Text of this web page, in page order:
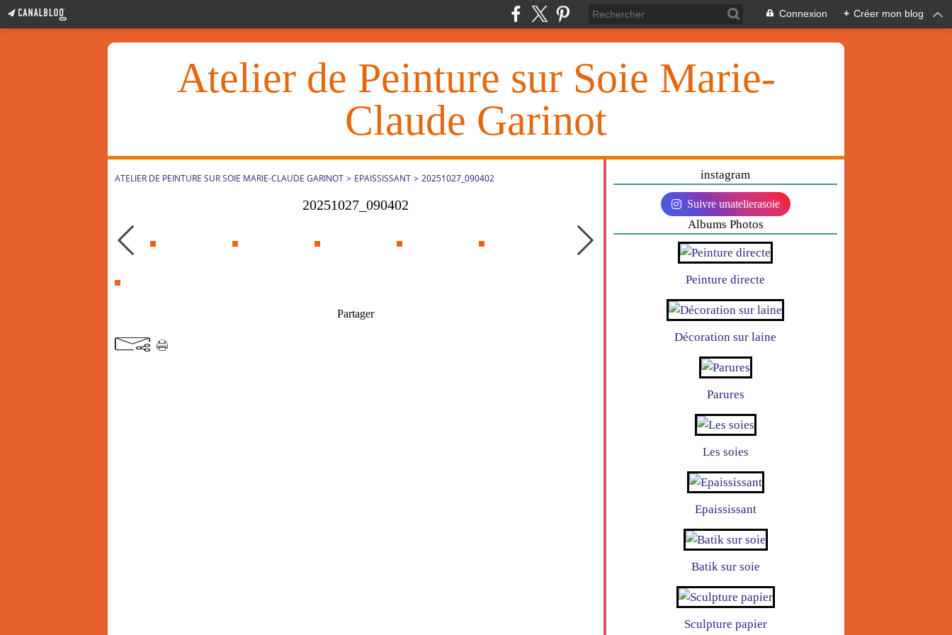
Connexion + Créer mon blog
Atelier de Peinture sur Soie Marie-
Claude Garinot
ATELIER DE PEINTURE SUR SOIE MARIE-CLAUDE GARINOT > EPAISSISSANT > 20251027_090402
20251027_090402
Partager
instagram
Suivre unatelierasoie
Albums Photos
Peinture directe
Décoration sur laine
Parures
Les soies
Epaississant
Batik sur soie
Sculpture papier